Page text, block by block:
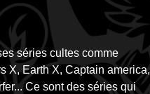
séries cultes comme
X, Earth X, Captain america,
Ce sont des séries qui